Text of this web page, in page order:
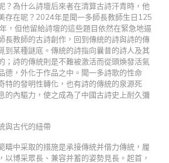
？為什么詩壇后來者在清算古詩汗青時，他
存在呢？2024年是聞一多師長教師生日125
，但他留給詩壇的這些題目依然在緊急地逼
長教師的古詩創作，回到傳統的詩與詩的傳
到某種謎底。傳統的詩指向曩昔的詩人及其
；詩的傳統則是不難被激活而從頭煥發活氣
德，外化于作品之中。聞一多詩歌的性命
特的發明性轉化，也有詩的傳統的泉源死
的內驅力，使之成為了中國古詩史上耐久彌
與古代的紐帶
疇中采取的措施是承接傳統并借力傳統，履
以博采眾長、兼容并蓄的姿勢見長。起首，